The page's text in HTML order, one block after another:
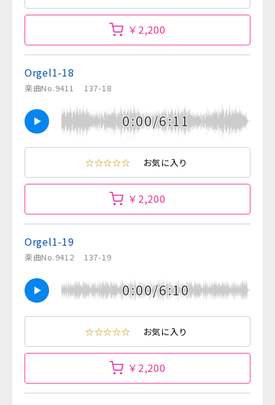
￥2,200
Orgel1-18
楽曲No.9411 137-18
0:00/6:11
☆☆☆☆☆ お気に入り
￥2,200
Orgel1-19
楽曲No.9412 137-19
0:00/6:10
☆☆☆☆☆ お気に入り
￥2,200